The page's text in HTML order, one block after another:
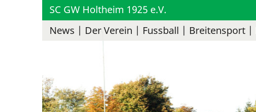
SC GW Holtheim 1925 e.V.
News
Der Verein Fussball Breitensport